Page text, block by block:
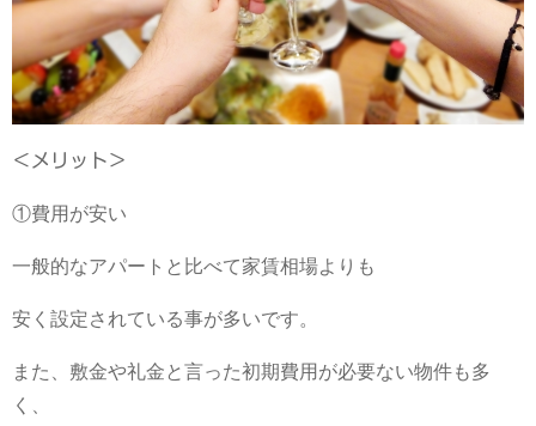
＜メリット＞
①費用が安い
一般的なアパートと比べて家賃相場よりも
安く設定されている事が多いです。
また、敷金や礼金と言った初期費用が必要ない物件も多
く、